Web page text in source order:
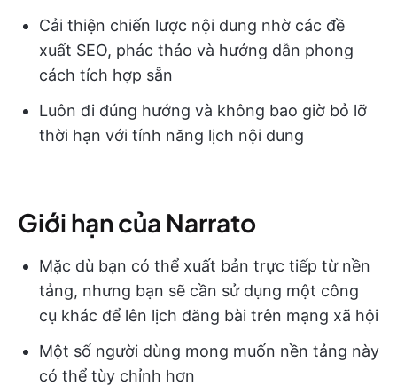
Cải thiện chiến lược nội dung nhờ các đề
xuất SEO, phác thảo và hướng dẫn phong
cách tích hợp sẵn
Luôn đi đúng hướng và không bao giờ bỏ lỡ
thời hạn với tính năng lịch nội dung
Giới hạn của Narrato
Mặc dù bạn có thể xuất bản trực tiếp từ nền
tảng, nhưng bạn sẽ cần sử dụng một công
cụ khác để lên lịch đăng bài trên mạng xã hội
Một số người dùng mong muốn nền tảng này
có thể tùy chỉnh hơn